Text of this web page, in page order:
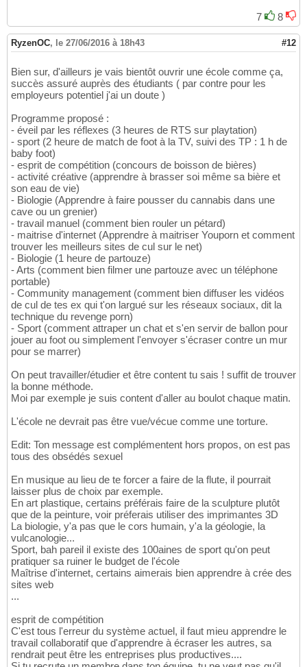
7 8
RyzenOC, le 27/06/2016 à 18h43 #12
Bien sur, d'ailleurs je vais bientôt ouvrir une école comme ça,
succès assuré auprès des étudiants ( par contre pour les
employeurs potentiel j'ai un doute )
Programme proposé :
- éveil par les réflexes (3 heures de RTS sur playtation)
- sport (2 heure de match de foot à la TV, suivi des TP : 1 h de
baby foot)
- esprit de compétition (concours de boisson de bières)
- activité créative (apprendre à brasser soi même sa bière et
son eau de vie)
- Biologie (Apprendre à faire pousser du cannabis dans une
cave ou un grenier)
- travail manuel (comment bien rouler un pétard)
- maitrise d'internet (Apprendre à maitriser Youporn et comment
trouver les meilleurs sites de cul sur le net)
- Biologie (1 heure de partouze)
- Arts (comment bien filmer une partouze avec un téléphone
portable)
- Community management (comment bien diffuser les vidéos
de cul de tes ex qui t'on largué sur les réseaux sociaux, dit la
technique du revenge porn)
- Sport (comment attraper un chat et s'en servir de ballon pour
jouer au foot ou simplement l'envoyer s'écraser contre un mur
pour se marrer)
On peut travailler/étudier et être content tu sais ! suffit de trouver
la bonne méthode.
Moi par exemple je suis content d'aller au boulot chaque matin.
L'école ne devrait pas être vue/vécue comme une torture.
Edit: Ton message est complémentent hors propos, on est pas
tous des obsédés sexuel
En musique au lieu de te forcer a faire de la flute, il pourrait
laisser plus de choix par exemple.
En art plastique, certains préférais faire de la sculpture plutôt
que de la peinture, voir préferais utiliser des imprimantes 3D
La biologie, y'a pas que le cors humain, y'a la géologie, la
vulcanologie...
Sport, bah pareil il existe des 100aines de sport qu'on peut
pratiquer sa ruiner le budget de l'école
Maîtrise d'internet, certains aimerais bien apprendre à crée des
sites web
...
esprit de compétition
C'est tous l'erreur du système actuel, il faut mieu apprendre le
travail collaboratif que d'apprendre à écraser les autres, sa
rendrait peut être les entreprises plus productives....